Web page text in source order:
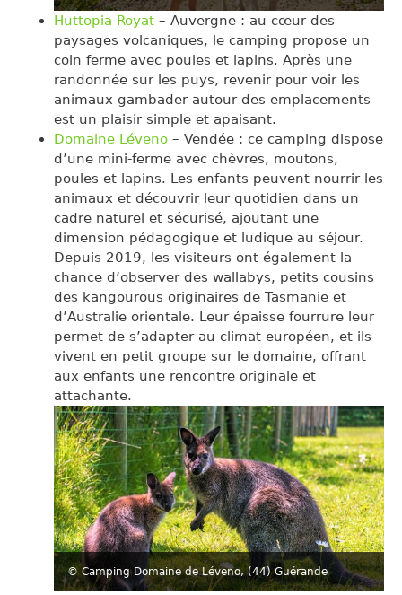
Huttopia Royat – Auvergne : au cœur des
paysages volcaniques, le camping propose un
coin ferme avec poules et lapins. Après une
randonnée sur les puys, revenir pour voir les
animaux gambader autour des emplacements
est un plaisir simple et apaisant.
Domaine Léveno – Vendée : ce camping dispose
d’une mini-ferme avec chèvres, moutons,
poules et lapins. Les enfants peuvent nourrir les
animaux et découvrir leur quotidien dans un
cadre naturel et sécurisé, ajoutant une
dimension pédagogique et ludique au séjour.
Depuis 2019, les visiteurs ont également la
chance d’observer des wallabys, petits cousins
des kangourous originaires de Tasmanie et
d’Australie orientale. Leur épaisse fourrure leur
permet de s’adapter au climat européen, et ils
vivent en petit groupe sur le domaine, offrant
aux enfants une rencontre originale et
attachante.
© Camping Domaine de Léveno, (44) Guérande